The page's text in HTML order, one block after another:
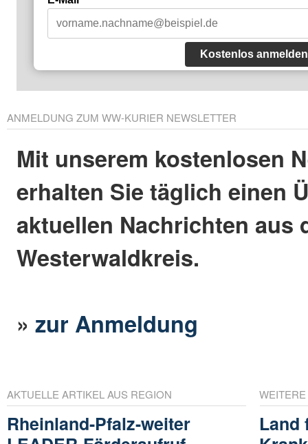
Kostenlos anmelden
ANMELDUNG ZUM WW-KURIER NEWSLETTER
Mit unserem kostenlosen
erhalten Sie täglich einen
aktuellen Nachrichten aus
Westerwaldkreis.
»zur Anmeldung
AKTUELLE ARTIKEL AUS REGION
Rheinland-Pfalz-weiter
Land